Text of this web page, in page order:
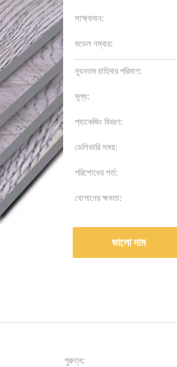
সাক্ষ্যদান:
মডেল নম্বার:
ন্যূনতম চাহিদার পরিমাণ:
মূল্য:
প্যাকেজিং বিবরণ:
ডেলিভারি সময়:
পরিশোধের শর্ত:
যোগানের ক্ষমতা:
ভালো দাম
পুরুত্ব: